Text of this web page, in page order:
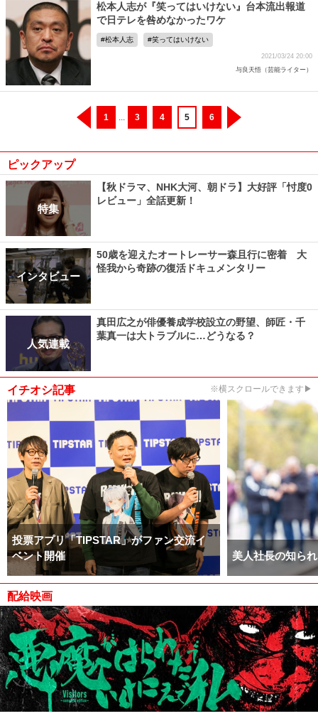
松本人志が『笑ってはいけない』台本流出報道
で日テレを咎めなかったワケ
松本人志 笑ってはいけない
2021/03/24 20:00
与良天悟（芸能ライター）
1 ... 3 4 5 6
ピックアップ
特集
【秋ドラマ、NHK大河、朝ドラ】大好評「忖度0
レビュー」全話更新！
インタビュー
50歳を迎えたオートレーサー森且行に密着 大
怪我から奇跡の復活ドキュメンタリー
人気連載
真田広之が俳優養成学校設立の野望、師匠・千
葉真一は大トラブルに…どうなる？
イチオシ記事 ※横スクロールできます▶
投票アプリ「TIPSTAR」がファン交流イ
ベント開催
美人社長の知ら
配給映画